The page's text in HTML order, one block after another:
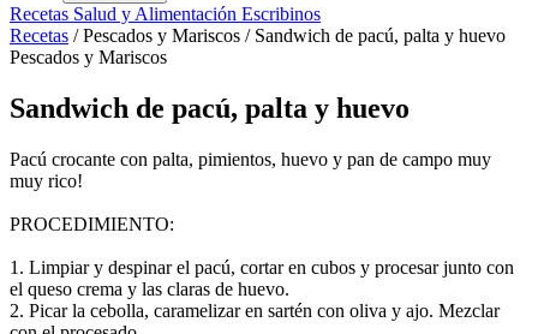
Recetas Salud y Alimentación Escribinos
Recetas / Pescados y Mariscos / Sandwich de pacú, palta y huevo
Pescados y Mariscos
Sandwich de pacú, palta y huevo
Pacú crocante con palta, pimientos, huevo y pan de campo muy
muy rico!
PROCEDIMIENTO:
1. Limpiar y despinar el pacú, cortar en cubos y procesar junto con
el queso crema y las claras de huevo.
2. Picar la cebolla, caramelizar en sartén con oliva y ajo. Mezclar